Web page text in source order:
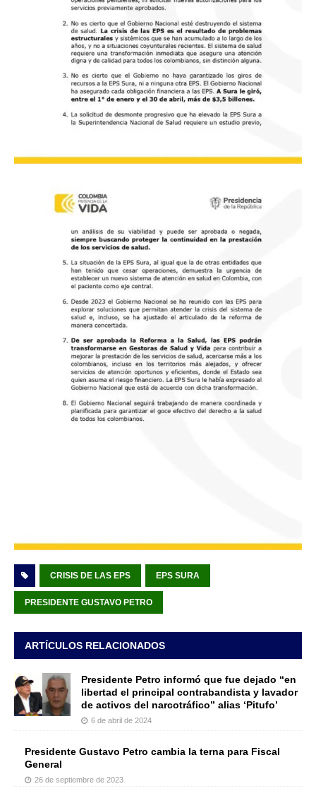
CRISIS DE LAS EPS EPS SURA
PRESIDENTE GUSTAVO PETRO
ARTÍCULOS RELACIONADOS
Presidente Petro informó que fue dejado “en
libertad el principal contrabandista y lavador
de activos del narcotráfico” alias ‘Pitufo’
6 de abril de 2024
Presidente Gustavo Petro cambia la terna para Fiscal
General
26 de septiembre de 2023